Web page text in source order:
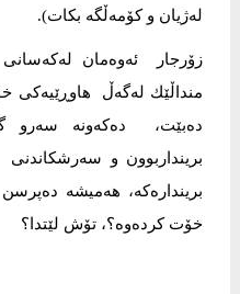
له‌ژیان و كۆمه‌ڵگه‌ بكات).
زۆرجار ئه‌وه‌مان له‌كه‌سانی‌
منداڵێك له‌گه‌ڵ هاوڕێیه‌كی‌
ده‌بێت، ده‌كه‌ونه‌ سه‌رو
برینداربوون و
برینداره‌كه‌، هه‌میشه‌
خۆت كرده‌وه‌؟، تۆش لێتدا؟